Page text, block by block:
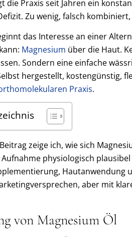
die Praxis seit Jahren ein
Zu wenig, falsch
das Interesse an einer
Magnesium über die Haut.
Sondern eine einfache
hergestellt, kostengünstig,
Praxis.
zeige ich, wie sich
physiologisch
Hautanwendung
aber mit
von Magnesium Öl